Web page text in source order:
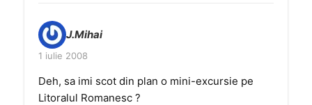
J.Mihai
1 iulie 2008
Deh, sa imi scot din plan o mini-excursie pe
Litoralul Romanesc ?